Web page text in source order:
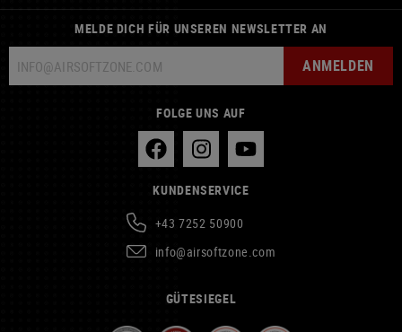
MELDE DICH FÜR UNSEREN NEWSLETTER AN
ANMELDEN
FOLGE UNS AUF
KUNDENSERVICE
+43 7252 50900
info@airsoftzone.com
GÜTESIEGEL